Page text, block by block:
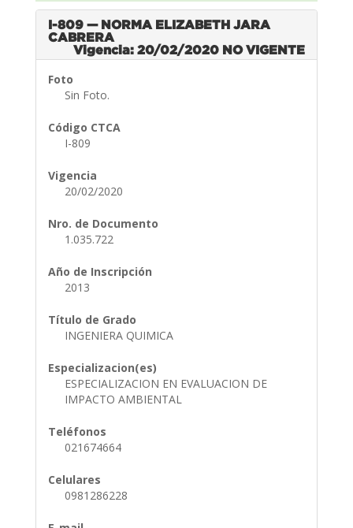
I-809 — NORMA ELIZABETH JARA
CABRERA
Vigencia: 20/02/2020 NO VIGENTE
Foto
Sin Foto.
Código CTCA
I-809
Vigencia
20/02/2020
Nro. de Documento
1.035.722
Año de Inscripción
2013
Título de Grado
INGENIERA QUIMICA
Especializacion(es)
ESPECIALIZACION EN EVALUACION DE
IMPACTO AMBIENTAL
Teléfonos
021674664
Celulares
0981286228